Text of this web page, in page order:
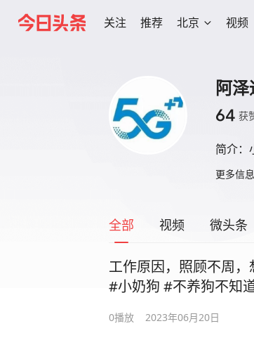
关注 推荐 北京 视频
阿
64 获
简介：
更多信息
全部 视频 微头条
工作原因，照顾不周
#小奶狗 #不养狗不知
0播放 2023年06月20日